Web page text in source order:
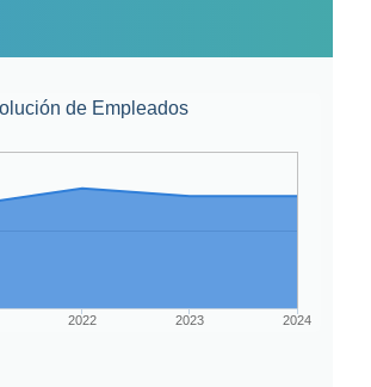
de Empleados
2022 2023 2024